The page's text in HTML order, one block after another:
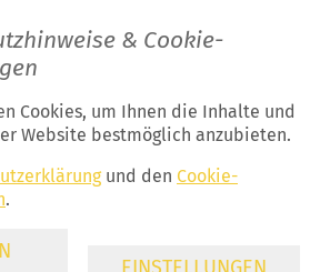
& Cookie-
Cookies, um Ihnen die Inhalte und
Website bestmöglich anzubieten.
und den Cookie-
.